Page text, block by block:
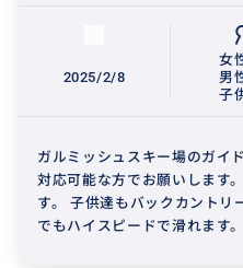
2025/2/8
女
男
子
ガルミッシュスキー場のガイ
対応可能な方でお願いします
す。 子供達もバックカントリ
でもハイスピードで滑れます。